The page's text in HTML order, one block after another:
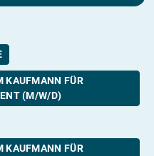
KAUFMANN FÜR
(M/W/D)
KAUFMANN FÜR